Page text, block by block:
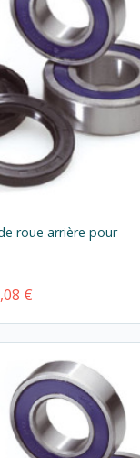
roue arrière pour
€